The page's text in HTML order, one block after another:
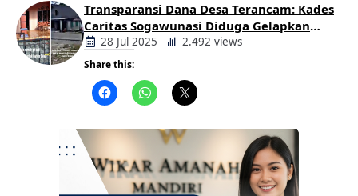
Transparansi Dana Desa Terancam: Kades
Caritas Sogawunasi Diduga Gelapkan
Bantuan untuk Warga
28 Jul 2025 2.492 views
Share this: